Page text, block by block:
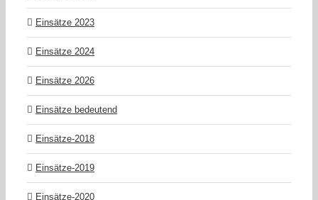
Einsätze 2023
Einsätze 2024
Einsätze 2026
Einsätze bedeutend
Einsätze-2018
Einsätze-2019
Einsätze-2020